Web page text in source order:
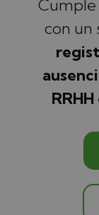
Cumple
con un
RRHH